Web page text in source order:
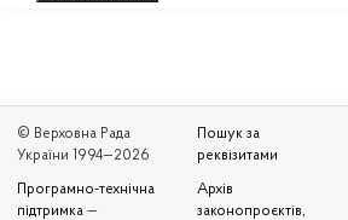
© Верховна Рада
України 1994—2026
Програмно-технічна
підтримка —
Пошук за
реквізитами
Архів
законопроєктів,